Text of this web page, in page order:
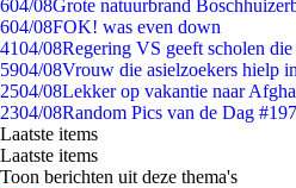
604/08Grote natuurbrand
604/08FOK! was even down
4104/08Regering VS geeft scholen
5904/08Vrouw die asielzoekers hielp
2504/08Lekker op vakantie naar
2304/08Random Pics van de Dag
Laatste items
Laatste items
Toon berichten uit deze thema's